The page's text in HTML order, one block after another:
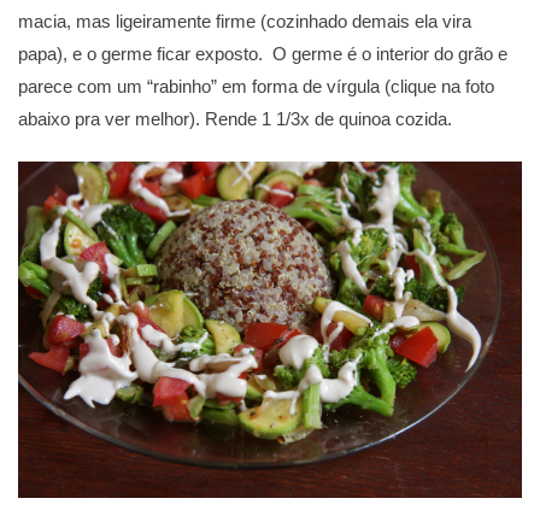
macia, mas ligeiramente firme (cozinhado demais ela vira
papa), e o germe ficar exposto. O germe é o interior do grão e
parece com um “rabinho” em forma de vírgula (clique na foto
abaixo pra ver melhor). Rende 1 1/3x de quinoa cozida.